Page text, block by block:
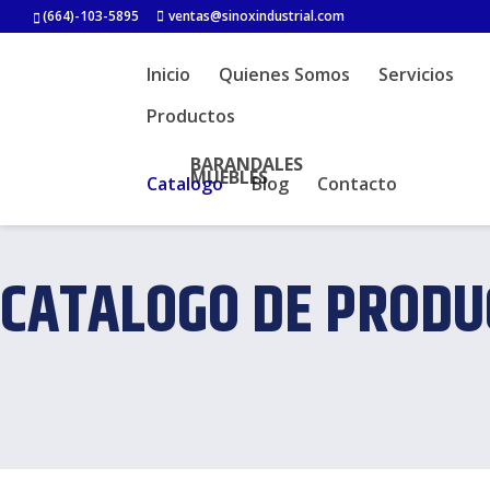
(664)-103-5895 ventas@sinoxindustrial.com
Inicio Quienes Somos
Servicios
Productos
BARANDALES
MUEBLES
Catalogo Blog Contacto
CATALOGO DE